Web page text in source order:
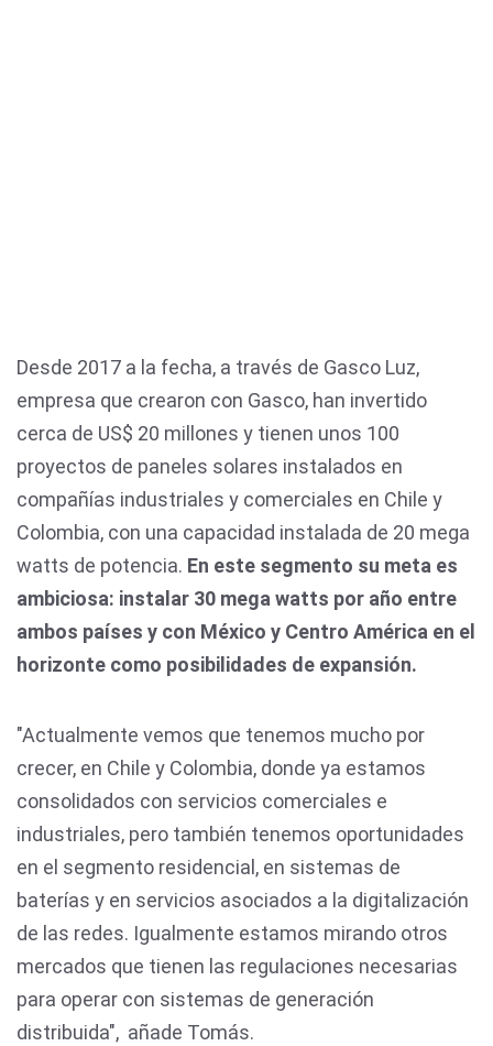
Desde 2017 a la fecha, a través de Gasco Luz,
empresa que crearon con Gasco, han invertido
cerca de US$ 20 millones y tienen unos 100
proyectos de paneles solares instalados en
compañías industriales y comerciales en Chile y
Colombia, con una capacidad instalada de 20 mega
watts de potencia. En este segmento su meta es
ambiciosa: instalar 30 mega watts por año entre
ambos países y con México y Centro América en el
horizonte como posibilidades de expansión.
"Actualmente vemos que tenemos mucho por
crecer, en Chile y Colombia, donde ya estamos
consolidados con servicios comerciales e
industriales, pero también tenemos oportunidades
en el segmento residencial, en sistemas de
baterías y en servicios asociados a la digitalización
de las redes. Igualmente estamos mirando otros
mercados que tienen las regulaciones necesarias
para operar con sistemas de generación
distribuida", añade Tomás.